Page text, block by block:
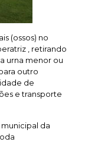
(ossos) no
, retirando
urna menor ou
outro
de
e transporte
da